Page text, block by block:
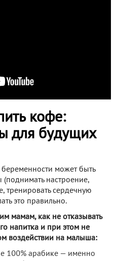
кофе:
для будущих
может быть
настроение,
тренировать сердечную
это правильно.
мамам, как не отказывать
напитка и при этом не
воздействии на малыша:
100% арабике — именно